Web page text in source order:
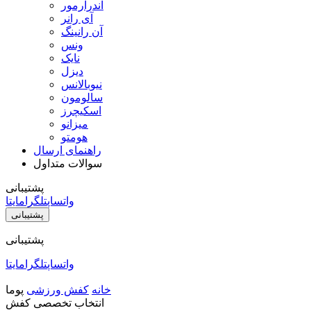
آندرآرمور
آی رانر
آن رانینگ
ونس
نایک
دیزل
نیوبالانس
سالومون
اسکیچرز
میزانو
هومتو
راهنمای ارسال
سوالات متداول
پشتیبانی
واتساپتلگرامایتا
پشتیبانی
پشتیبانی
واتساپتلگرامایتا
خانه کفش ورزشی پوما
انتخاب تخصصی کفش